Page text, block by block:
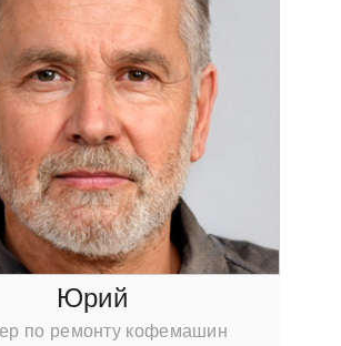
Юрий
по ремонту кофемашин